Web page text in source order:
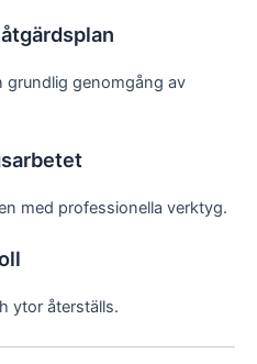
grundlig genomgång av
med professionella verktyg.
ytor återställs.